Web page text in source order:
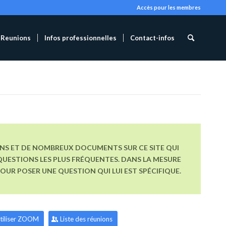
Accès pour les membres
Reunions Infos professionnelles Contact-infos
ET DE NOMBREUX DOCUMENTS SUR CE SITE QUI
LES PLUS FRÉQUENTES. DANS LA MESURE
POSER UNE QUESTION QUI LUI EST SPÉCIFIQUE.
ZOOM Liste des réunions